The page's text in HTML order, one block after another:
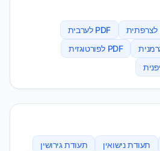
PDF לערבית
PDF לפורטוגזית
תעודת נישואין
תעודת גירושין